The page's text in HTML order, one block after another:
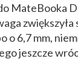
MateBooka
o 6,7 mm,
jeszcze